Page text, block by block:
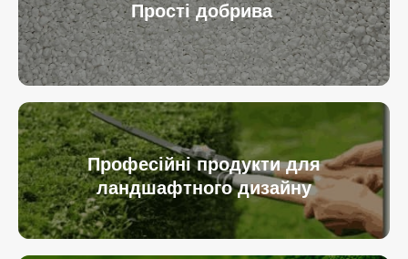
Прості добрива
Професійні продукти для
ландшафтного дизайну